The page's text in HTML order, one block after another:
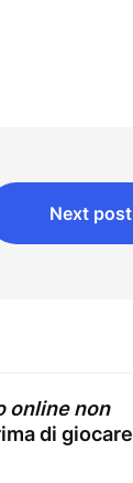
Next post
online non
di giocare